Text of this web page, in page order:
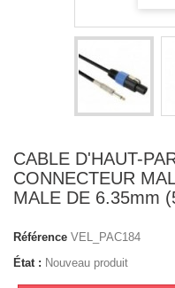
CABLE D'HAUT-
CONNECTEUR
MALE DE 6.35mm
Référence VEL_PAC184
État : Nouveau produit